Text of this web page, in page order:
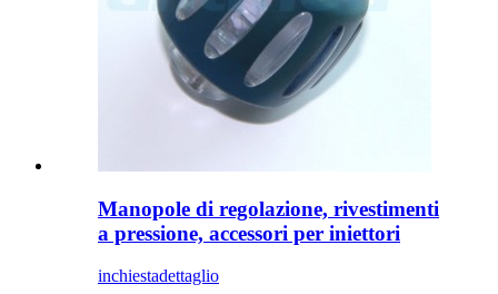
Manopole di regolazione, rivestimenti
a pressione, accessori per iniettori
inchiestadettaglio